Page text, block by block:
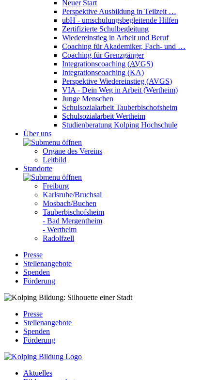
Neuer Start
Perspektive Ausbildung in Teilzeit …
ubH - umschulungsbegleitende Hilfen
Zertifizierte Schulbegleitung
Wiedereinstieg in Arbeit und Beruf
Coaching für Akademiker, Fach- und …
Coaching für Grenzgänger
Integrationscoaching (AVGS)
Integrationscoaching (KA)
Perspektive Wiedereinstieg (AVGS)
VIA - Dein Weg in Arbeit (Wertheim)
Junge Menschen
Schulsozialarbeit Tauberbischofsheim
Schulsozialarbeit Wertheim
Studienberatung Kolping Hochschule
Über uns
Organe des Vereins
Leitbild
Standorte
Freiburg
Karlsruhe/Bruchsal
Mosbach/Buchen
Tauberbischofsheim
- Bad Mergentheim
- Wertheim
Radolfzell
Presse
Stellenangebote
Spenden
Förderung
Presse
Stellenangebote
Spenden
Förderung
Aktuelles